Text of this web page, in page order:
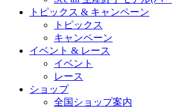
トピックス & キャンペーン
トピックス
キャンペーン
イベント & レース
イベント
レース
ショップ
全国ショップ案内